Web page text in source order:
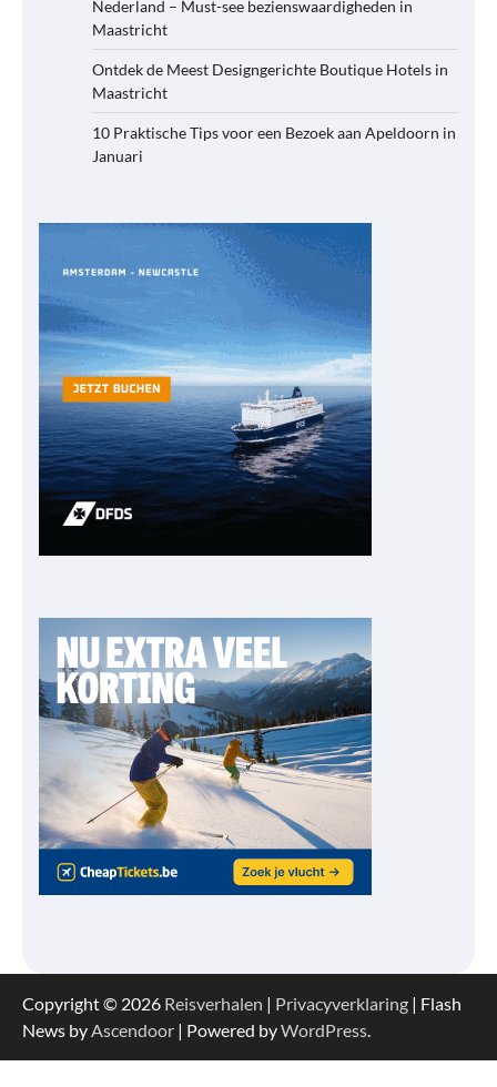
Nederland – Must-see bezienswaardigheden in
Maastricht
Ontdek de Meest Designgerichte Boutique Hotels in
Maastricht
10 Praktische Tips voor een Bezoek aan Apeldoorn in
Januari
Copyright © 2026 Reisverhalen | Privacyverklaring | Flash
News byAscendoor | Powered byWordPress.